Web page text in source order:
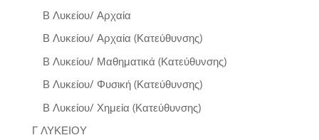
Β Λυκείου/ Αρχαία
Β Λυκείου/ Αρχαία (Κατεύθυνσης)
Β Λυκείου/ Μαθηματικά (Κατεύθυνσης)
Β Λυκείου/ Φυσική (Κατεύθυνσης)
Β Λυκείου/ Χημεία (Κατεύθυνσης)
Γ ΛΥΚΕΙΟΥ